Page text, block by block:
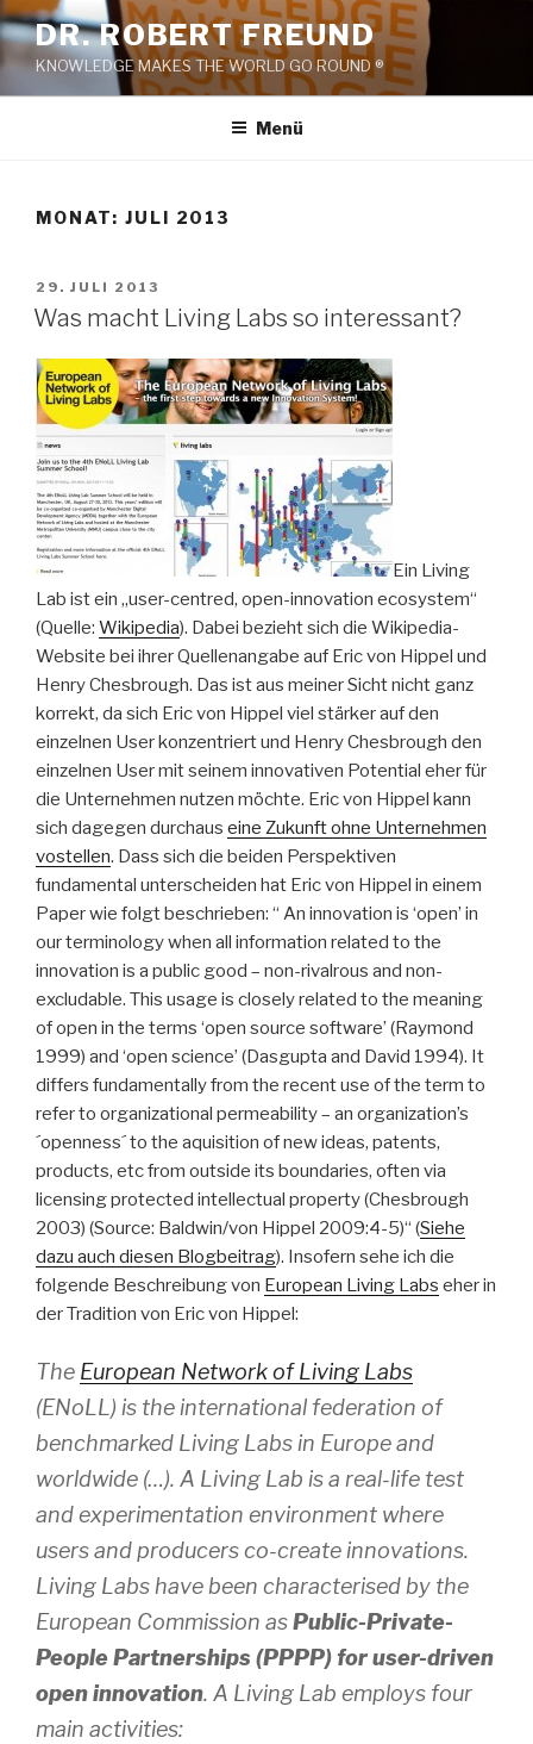
Zum
Inhalt
springen
DR. ROBERT FREUND
KNOWLEDGE MAKES THE WORLD GO ROUND ®
Menü
MONAT: JULI 2013
VERÖFFENTLICHT
AM
29. JULI 2013
Was macht Living Labs so interessant?
Ein Living
Lab ist ein „user-centred, open-innovation ecosystem“
(Quelle: Wikipedia). Dabei bezieht sich die Wikipedia-
Website bei ihrer Quellenangabe auf Eric von Hippel und
Henry Chesbrough. Das ist aus meiner Sicht nicht ganz
korrekt, da sich Eric von Hippel viel stärker auf den
einzelnen User konzentriert und Henry Chesbrough den
einzelnen User mit seinem innovativen Potential eher für
die Unternehmen nutzen möchte. Eric von Hippel kann
sich dagegen durchaus eine Zukunft ohne Unternehmen
vostellen. Dass sich die beiden Perspektiven
fundamental unterscheiden hat Eric von Hippel in einem
Paper wie folgt beschrieben: “ An innovation is ‘open’ in
our terminology when all information related to the
innovation is a public good – non-rivalrous and non-
excludable. This usage is closely related to the meaning
of open in the terms ‘open source software’ (Raymond
1999) and ‘open science’ (Dasgupta and David 1994). It
differs fundamentally from the recent use of the term to
refer to organizational permeability – an organization’s
´openness´ to the aquisition of new ideas, patents,
products, etc from outside its boundaries, often via
licensing protected intellectual property (Chesbrough
2003) (Source: Baldwin/von Hippel 2009:4-5)“ (Siehe
dazu auch diesen Blogbeitrag). Insofern sehe ich die
folgende Beschreibung von European Living Labs eher in
der Tradition von Eric von Hippel:
The European Network of Living Labs
(ENoLL) is the international federation of
benchmarked Living Labs in Europe and
worldwide (…). A Living Lab is a real-life test
and experimentation environment where
users and producers co-create innovations.
Living Labs have been characterised by the
European Commission asPublic-Private-
People Partnerships (PPPP) for user-driven
open innovation. A Living Lab employs four
main activities: